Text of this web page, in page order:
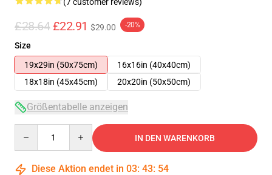
£28.64 £22.91 $29.00 -20%
Size
19x29in (50x75cm)
16x16in (40x40cm)
18x18in (45x45cm)
20x20in (50x50cm)
Größentabelle anzeigen
IN DEN WARENKORB
Diese Aktion endet in 03: 43: 53